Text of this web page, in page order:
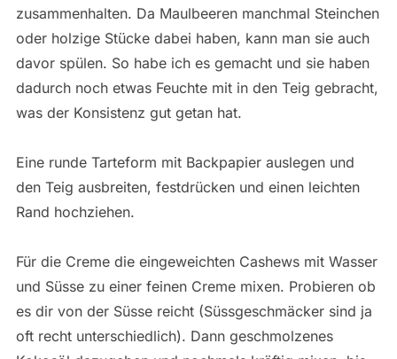
zusammenhalten. Da Maulbeeren manchmal Steinchen
oder holzige Stücke dabei haben, kann man sie auch
davor spülen. So habe ich es gemacht und sie haben
dadurch noch etwas Feuchte mit in den Teig gebracht,
was der Konsistenz gut getan hat.
Eine runde Tarteform mit Backpapier auslegen und
den Teig ausbreiten, festdrücken und einen leichten
Rand hochziehen.
Für die Creme die eingeweichten Cashews mit Wasser
und Süsse zu einer feinen Creme mixen. Probieren ob
es dir von der Süsse reicht (Süssgeschmäcker sind ja
oft recht unterschiedlich). Dann geschmolzenes